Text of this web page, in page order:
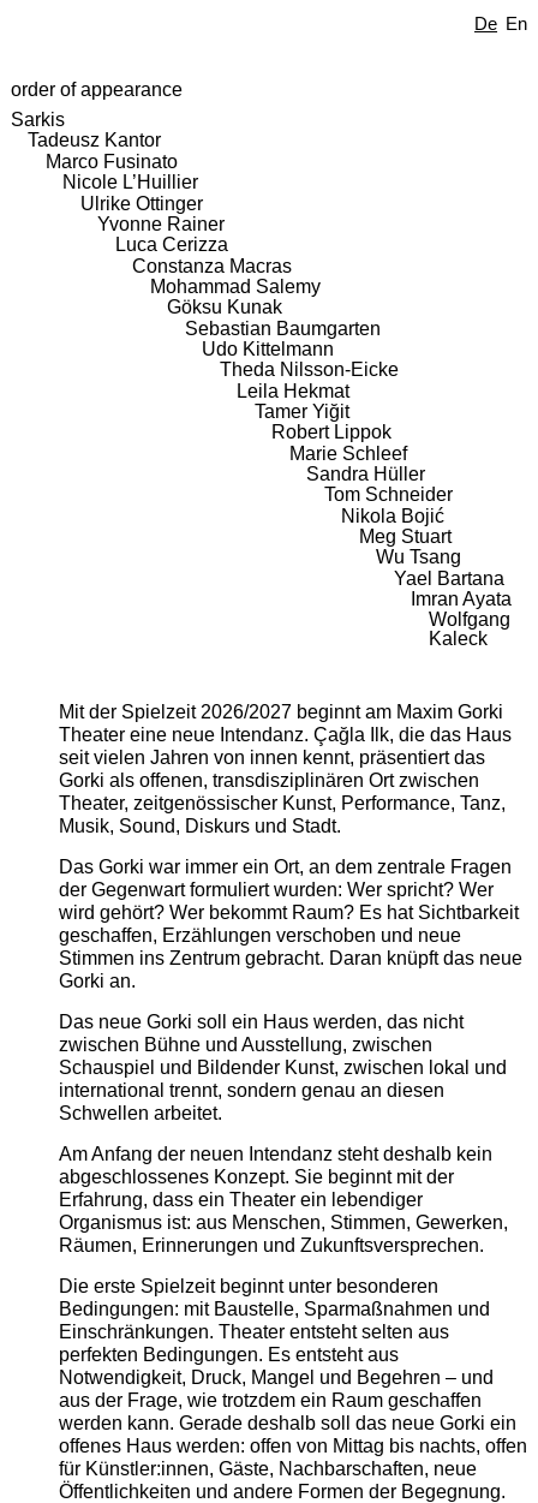
De En
order of appearance
Sarkis
Tadeusz Kantor
Marco Fusinato
Nicole L’Huillier
Ulrike Ottinger
Yvonne Rainer
Luca Cerizza
Constanza Macras
Mohammad Salemy
Göksu Kunak
Sebastian Baumgarten
Udo Kittelmann
Theda Nilsson-Eicke
Leila Hekmat
Tamer Yiğit
Robert Lippok
Marie Schleef
Sandra Hüller
Tom Schneider
Nikola Bojić
Meg Stuart
Wu Tsang
Yael Bartana
Imran Ayata
Wolfgang
Kaleck
Mit der Spielzeit 2026/2027 beginnt am Maxim Gorki
Theater eine neue Intendanz. Çağla Ilk, die das Haus
seit vielen Jahren von innen kennt, präsentiert das
Gorki als offenen, transdisziplinären Ort zwischen
Theater, zeitgenössischer Kunst, Performance, Tanz,
Musik, Sound, Diskurs und Stadt.
Das Gorki war immer ein Ort, an dem zentrale Fragen
der Gegenwart formuliert wurden: Wer spricht? Wer
wird gehört? Wer bekommt Raum? Es hat Sichtbarkeit
geschaffen, Erzählungen verschoben und neue
Stimmen ins Zentrum gebracht. Daran knüpft das neue
Gorki an.
Das neue Gorki soll ein Haus werden, das nicht
zwischen Bühne und Ausstellung, zwischen
Schauspiel und Bildender Kunst, zwischen lokal und
international trennt, sondern genau an diesen
Schwellen arbeitet.
Am Anfang der neuen Intendanz steht deshalb kein
abgeschlossenes Konzept. Sie beginnt mit der
Erfahrung, dass ein Theater ein lebendiger
Organismus ist: aus Menschen, Stimmen, Gewerken,
Räumen, Erinnerungen und Zukunftsversprechen.
Die erste Spielzeit beginnt unter besonderen
Bedingungen: mit Baustelle, Sparmaßnahmen und
Einschränkungen. Theater entsteht selten aus
perfekten Bedingungen. Es entsteht aus
Notwendigkeit, Druck, Mangel und Begehren – und
aus der Frage, wie trotzdem ein Raum geschaffen
werden kann. Gerade deshalb soll das neue Gorki ein
offenes Haus werden: offen von Mittag bis nachts, offen
für Künstler:innen, Gäste, Nachbarschaften, neue
Öffentlichkeiten und andere Formen der Begegnung.